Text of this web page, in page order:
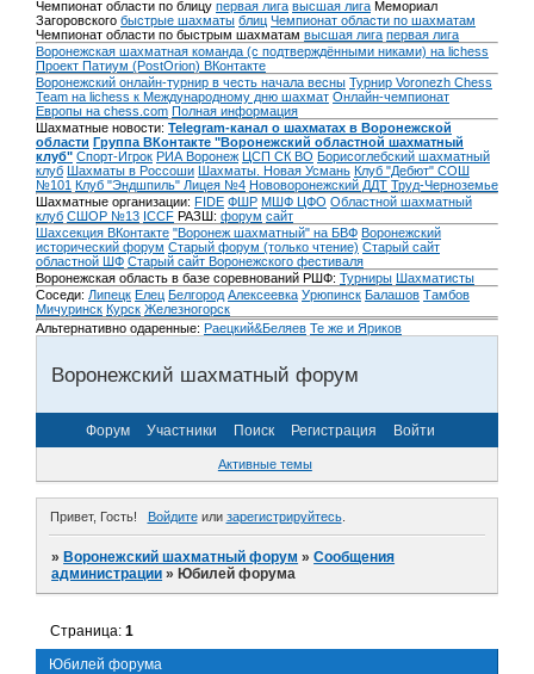
Чемпионат области по блицу первая лига высшая лига Мемориал
Загоровского быстрые шахматы блиц Чемпионат области по шахматам
Чемпионат области по быстрым шахматам высшая лига первая лига
Воронежская шахматная команда (с подтверждёнными никами) на lichess
Проект Патиум (PostOrion) ВКонтакте
Воронежский онлайн-турнир в честь начала весны Турнир Voronezh Chess
Team на lichess к Международному дню шахмат Онлайн-чемпионат
Европы на chess.com Полная информация
Шахматные новости: Telegram-канал о шахматах в Воронежской
области Группа ВКонтакте "Воронежский областной шахматный
клуб" Спорт-Игрок РИА Воронеж ЦСП СК ВО Борисоглебский шахматный
клуб Шахматы в Россоши Шахматы. Новая Усмань Клуб "Дебют" СОШ
№101 Клуб "Эндшпиль" Лицея №4 Нововоронежский ДДТ Труд-Черноземье
Шахматные организации: FIDE ФШР МШФ ЦФО Областной шахматный
клуб СШОР №13 ICCF РАЗШ: форум сайт
Шахсекция ВКонтакте "Воронеж шахматный" на БВФ Воронежский
исторический форум Cтарый форум (только чтение) Старый сайт
областной ШФ Старый сайт Воронежского фестиваля
Воронежская область в базе соревнований РШФ: Турниры Шахматисты
Соседи: Липецк Елец Белгород Алексеевка Урюпинск Балашов Тамбов
Мичуринск Курск Железногорск
Альтернативно одаренные: Раецкий&Беляев Те же и Яриков
Воронежский шахматный форум
Форум Участники Поиск Регистрация Войти
Активные темы
Привет, Гость! Войдитеили зарегистрируйтесь.
»Воронежский шахматный форум »Сообщения
администрации »Юбилей форума
Юбилей форума
Страница:1